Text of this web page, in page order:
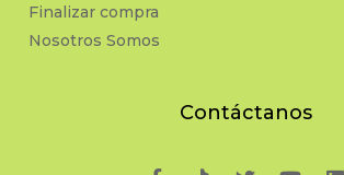
Finalizar compra
Nosotros Somos
Contáctanos